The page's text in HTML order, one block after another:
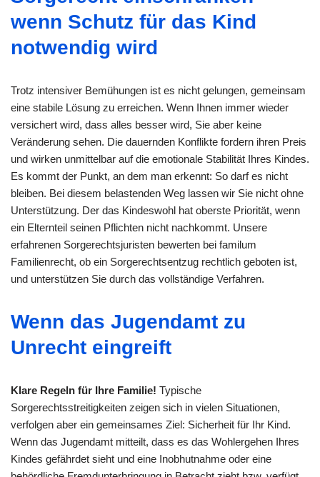
wenn Schutz für das Kind
notwendig wird
Trotz intensiver Bemühungen ist es nicht gelungen, gemeinsam
eine stabile Lösung zu erreichen. Wenn Ihnen immer wieder
versichert wird, dass alles besser wird, Sie aber keine
Veränderung sehen. Die dauernden Konflikte fordern ihren Preis
und wirken unmittelbar auf die emotionale Stabilität Ihres Kindes.
Es kommt der Punkt, an dem man erkennt: So darf es nicht
bleiben. Bei diesem belastenden Weg lassen wir Sie nicht ohne
Unterstützung. Der das Kindeswohl hat oberste Priorität, wenn
ein Elternteil seinen Pflichten nicht nachkommt. Unsere
erfahrenen Sorgerechtsjuristen bewerten bei familum
Familienrecht, ob ein Sorgerechtsentzug rechtlich geboten ist,
und unterstützen Sie durch das vollständige Verfahren.
Wenn das Jugendamt zu
Unrecht eingreift
Klare Regeln für Ihre Familie! Typische
Sorgerechtsstreitigkeiten zeigen sich in vielen Situationen,
verfolgen aber ein gemeinsames Ziel: Sicherheit für Ihr Kind.
Wenn das Jugendamt mitteilt, dass es das Wohlergehen Ihres
Kindes gefährdet sieht und eine Inobhutnahme oder eine